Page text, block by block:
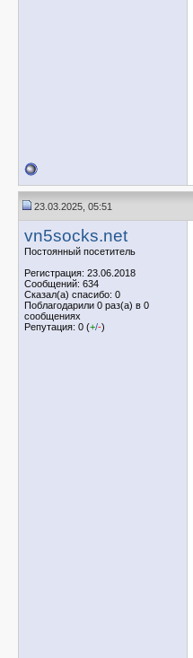
23.03.2025, 05:51
vn5socks.net
Постоянный посетитель
Регистрация: 23.06.2018
Сообщений: 634
Сказал(а) спасибо: 0
Поблагодарили 0 раз(а) в 0
сообщениях
Репутация: 0 (+/-)